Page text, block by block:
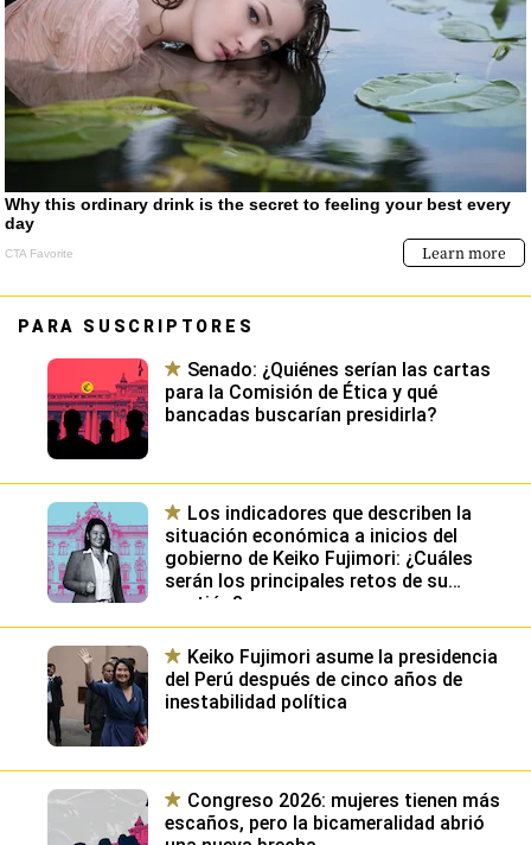
PARA SUSCRIPTORES
Senado: ¿Quiénes serían las cartas
para la Comisión de Ética y qué
bancadas buscarían presidirla?
Los indicadores que describen la
situación económica a inicios del
gobierno de Keiko Fujimori: ¿Cuáles
serán los principales retos de su
gestión?
Keiko Fujimori asume la presidencia
del Perú después de cinco años de
inestabilidad política
Congreso 2026: mujeres tienen más
escaños, pero la bicameralidad abrió